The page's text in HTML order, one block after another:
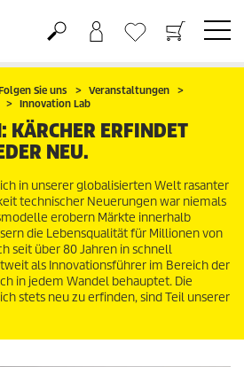
Sie uns
Veranstaltungen
Innovation Lab
KÄRCHER ERFINDET
NEU.
in unserer globalisierten Welt rasanter
technischer Neuerungen war niemals
erobern Märkte innerhalb
die Lebensqualität für Millionen von
seit über 80 Jahren in schnell
als Innovationsführer im Bereich der
in jedem Wandel behauptet. Die
stets neu zu erfinden, sind Teil unserer